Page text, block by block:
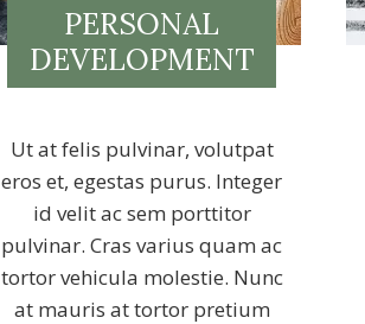
PERSONAL
DEVELOPMENT
Ut at felis pulvinar, volutpat
eros et, egestas purus. Integer
id velit ac sem porttitor
pulvinar. Cras varius quam ac
tortor vehicula molestie. Nunc
at mauris at tortor pretium